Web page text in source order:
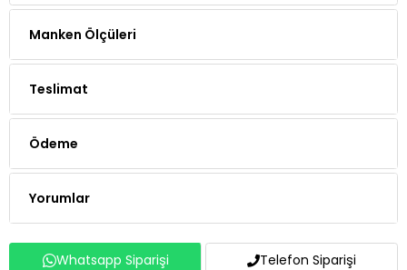
Manken Ölçüleri
Teslimat
Ödeme
Yorumlar
Whatsapp Siparişi Telefon Siparişi